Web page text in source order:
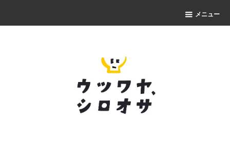
メニュー